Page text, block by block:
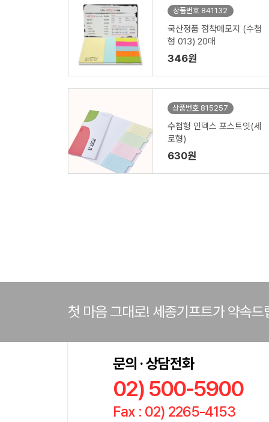
상품번호 841132
국산정품 점착메모지 (수첩
형 013) 20매
346원
상품번호 815257
수첩형 인덱스 포스트잇(세
로형)
630원
첫 마음 그대로! 세종기프트가 약속드
문의 · 상담전화
02) 500-5900
Fax : 02) 2265-4153